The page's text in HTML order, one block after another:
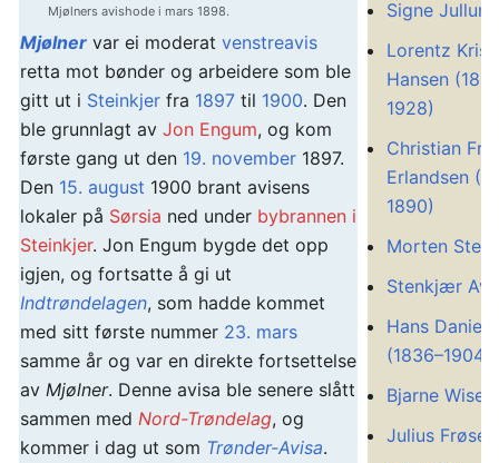
Mjølners avishode i mars 1898.
Mjølner var ei moderat venstreavis
retta mot bønder og arbeidere som ble
gitt ut i Steinkjer fra 1897 til 1900. Den
ble grunnlagt av Jon Engum, og kom
første gang ut den 19. november 1897.
Den 15. august 1900 brant avisens
lokaler på Sørsia ned under bybrannen i
Steinkjer. Jon Engum bygde det opp
igjen, og fortsatte å gi ut
Indtrøndelagen, som hadde kommet
med sitt første nummer 23. mars
samme år og var en direkte fortsettelse
av Mjølner. Denne avisa ble senere slått
sammen med Nord-Trøndelag, og
kommer i dag ut som Trønder-Avisa.
Signe Jullum
Lorentz
Hansen
1928)
Christian
Erlandsen
1890)
Morten
Stenkjær
Hans
(1836–1904)
Bjarne
Julius